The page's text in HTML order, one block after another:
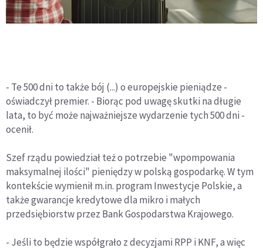
- Te 500 dni to także bój (...) o europejskie pieniądze -
oświadczył premier. - Biorąc pod uwagę skutki na długie
lata, to być może najważniejsze wydarzenie tych 500 dni -
ocenił.
Szef rządu powiedział też o potrzebie "wpompowania
maksymalnej ilości" pieniędzy w polską gospodarkę. W tym
kontekście wymienił m.in. program Inwestycje Polskie, a
także gwarancje kredytowe dla mikro i małych
przedsiębiorstw przez Bank Gospodarstwa Krajowego.
- Jeśli to będzie współgrało z decyzjami RPP i KNF, a więc